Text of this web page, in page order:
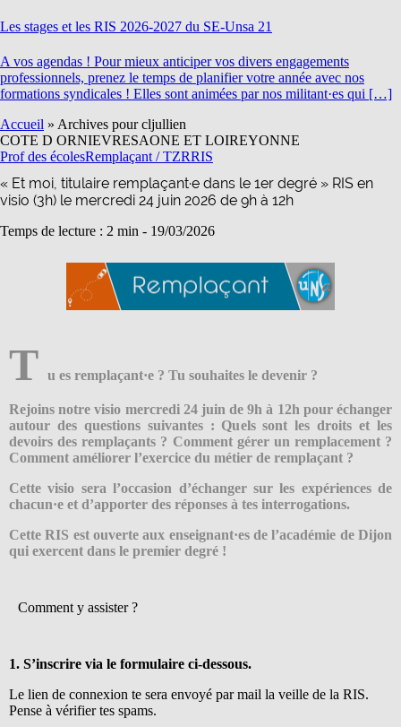
Les stages et les RIS 2026-2027 du SE-Unsa 21
A vos agendas ! Pour mieux anticiper vos divers engagements
professionnels, prenez le temps de planifier votre année avec nos
formations syndicales ! Elles sont animées par nos militant·es qui […]
Accueil » Archives pour cljullien
COTE D ORNIEVRESAONE ET LOIREYONNE
Prof des écolesRemplaçant / TZRRIS
« Et moi, titulaire remplaçant·e dans le 1er degré » RIS en
visio (3h) le mercredi 24 juin 2026 de 9h à 12h
Temps de lecture : 2 min - 19/03/2026
T u es remplaçant·e ? Tu souhaites le devenir ?
Rejoins notre visio mercredi 24 juin de 9h à 12h pour échanger
autour des questions suivantes : Quels sont les droits et les
devoirs des remplaçants ? Comment gérer un remplacement ?
Comment améliorer l’exercice du métier de remplaçant ?
Cette visio sera l’occasion d’échanger sur les expériences de
chacun·e et d’apporter des réponses à tes interrogations.
Cette RIS est ouverte aux enseignant·es de l’académie de Dijon
qui exercent dans le premier degré !
Comment y assister ?
1. S’inscrire via le formulaire ci-dessous.
Le lien de connexion te sera envoyé par mail la veille de la RIS.
Pense à vérifier tes spams.